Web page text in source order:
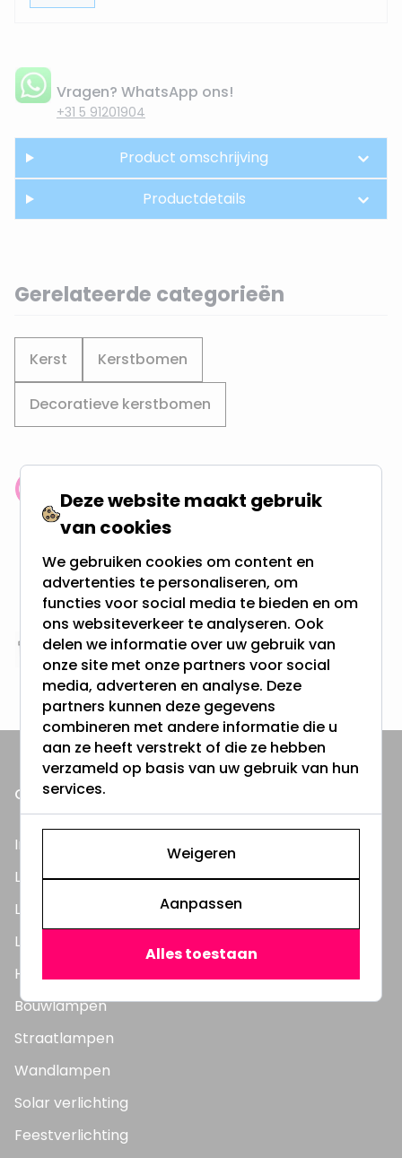
Vragen? WhatsApp ons!
+31 5 91201904
Product omschrijving
Productdetails
Gerelateerde categorieën
Kerst Kerstbomen
Decoratieve kerstbomen
Klantenbeoordeling: 9.4/10
meer dan 100.000 klanten gingen u voor
Gratis verzending + snel geleverd
Vanaf EUR100,- naar NL & BE
& 100 dagen recht op retour
Altijd uit eigen voorraad
3000m2 - 60.000+ Producten
ONZE PRODUCTEN
Inbouwspots
LED Lampen
LED TL Buizen
LED Panelen
Highbay's / Ufo's
Bouwlampen
Straatlampen
Wandlampen
Solar verlichting
Feestverlichting
Deze website maakt gebruik
van cookies
We gebruiken cookies om content en
advertenties te personaliseren, om
functies voor social media te bieden en om
ons websiteverkeer te analyseren. Ook
delen we informatie over uw gebruik van
onze site met onze partners voor social
media, adverteren en analyse. Deze
partners kunnen deze gegevens
combineren met andere informatie die u
aan ze heeft verstrekt of die ze hebben
verzameld op basis van uw gebruik van hun
services.
Weigeren
Aanpassen
Alles toestaan